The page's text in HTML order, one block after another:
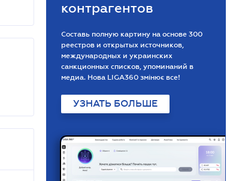
контрагентов
Составь полную картину на основе 300
реестров и открытых источников,
международных и украинских
санкционных списков, упоминаний в
медиа. Нова LIGA360 змінює все!
УЗНАТЬ БОЛЬШЕ